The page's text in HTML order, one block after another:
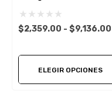
$2,359.00 - $9,136.00
ELEGIR OPCIONES